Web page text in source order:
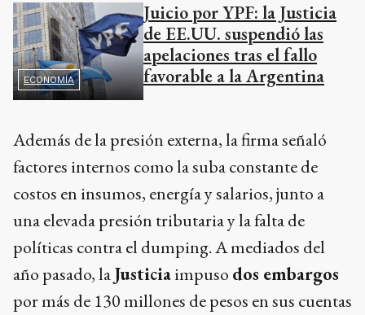
ECONOMÍA
Juicio por YPF: la Justicia
de EE.UU. suspendió las
apelaciones tras el fallo
favorable a la Argentina
Además de la presión externa, la firma señaló
factores internos como la suba constante de
costos en insumos, energía y salarios, junto a
una elevada presión tributaria y la falta de
políticas contra el dumping. A mediados del
año pasado, laJusticiaimpuso dos embargos
por más de 130 millones de pesos en sus cuentas